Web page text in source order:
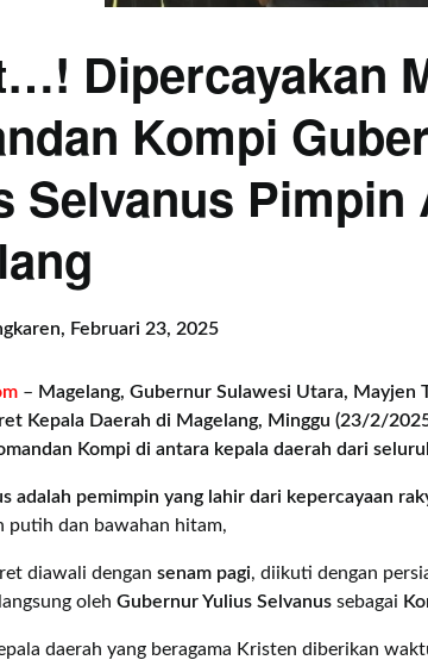
Dipercayakan
Kompi
Selvanus Pimpin
Februari 23, 2025
– Magelang, Gubernur Sulawesi Utara, Mayjen
Kepala Daerah di Magelang, Minggu (23/2/
Kompi di antara kepala daerah dari
adalah pemimpin yang lahir dari kepercayaan
putih dan bawahan hitam,
diawali dengan senam pagi, diikuti dengan
oleh Gubernur Yulius Selvanus sebagai
daerah yang beragama Kristen diberikan